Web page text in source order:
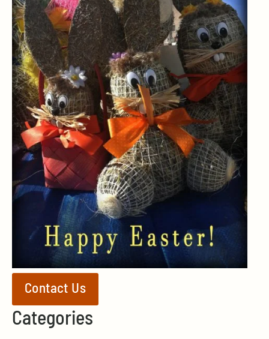
Contact Us
Categories